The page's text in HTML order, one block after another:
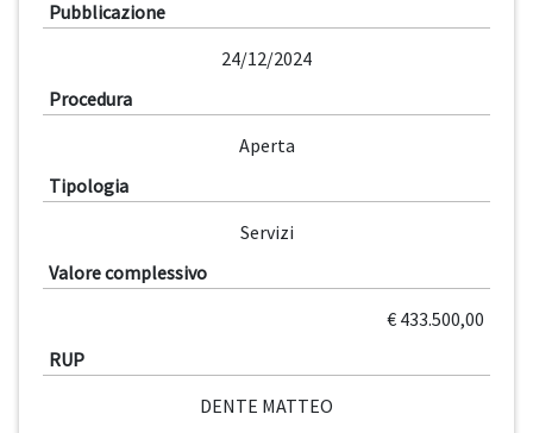
Pubblicazione
24/12/2024
Procedura
Aperta
Tipologia
Servizi
Valore complessivo
€ 433.500,00
RUP
DENTE MATTEO